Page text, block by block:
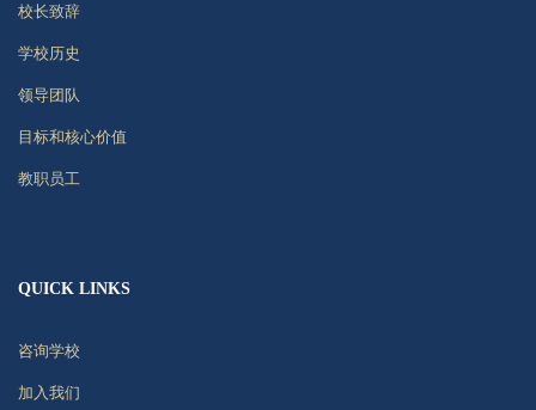
校长致辞
学校历史
领导团队
目标和核心价值
教职员工
QUICK LINKS
咨询学校
加入我们